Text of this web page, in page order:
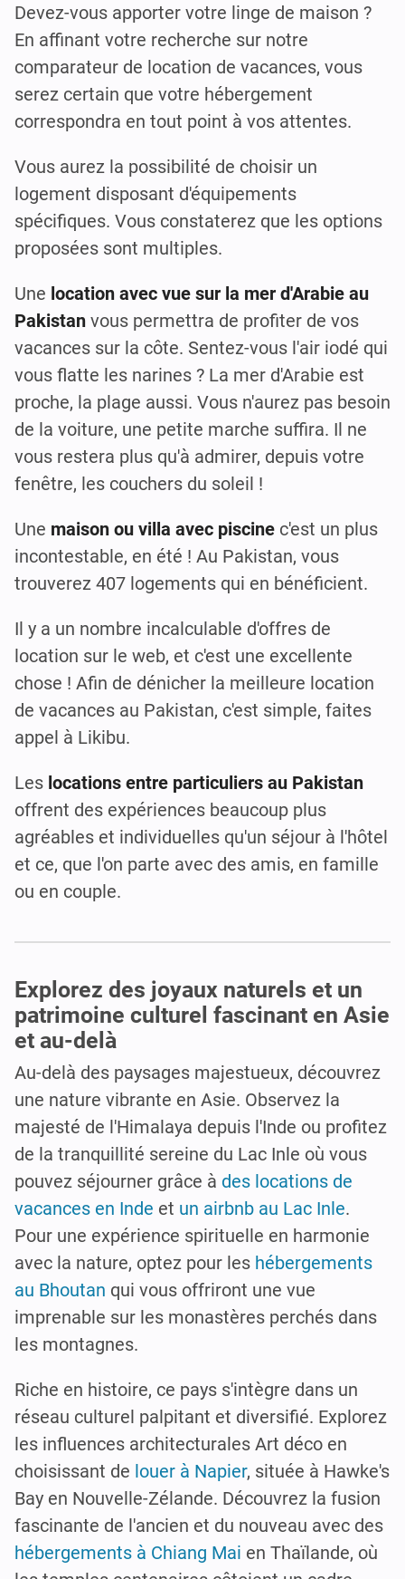
Devez-vous apporter votre linge de maison ?
En affinant votre recherche sur notre
comparateur de location de vacances, vous
serez certain que votre hébergement
correspondra en tout point à vos attentes.
Vous aurez la possibilité de choisir un
logement disposant d'équipements
spécifiques. Vous constaterez que les options
proposées sont multiples.
Une location avec vue sur la mer d'Arabie au
Pakistan vous permettra de profiter de vos
vacances sur la côte. Sentez-vous l'air iodé qui
vous flatte les narines ? La mer d'Arabie est
proche, la plage aussi. Vous n'aurez pas besoin
de la voiture, une petite marche suffira. Il ne
vous restera plus qu'à admirer, depuis votre
fenêtre, les couchers du soleil !
Une maison ou villa avec piscine c'est un plus
incontestable, en été ! Au Pakistan, vous
trouverez 407 logements qui en bénéficient.
Il y a un nombre incalculable d'offres de
location sur le web, et c'est une excellente
chose ! Afin de dénicher la meilleure location
de vacances au Pakistan, c'est simple, faites
appel à Likibu.
Les locations entre particuliers au Pakistan
offrent des expériences beaucoup plus
agréables et individuelles qu'un séjour à l'hôtel
et ce, que l'on parte avec des amis, en famille
ou en couple.
Explorez des joyaux naturels et un
patrimoine culturel fascinant en Asie
et au-delà
Au-delà des paysages majestueux, découvrez
une nature vibrante en Asie. Observez la
majesté de l'Himalaya depuis l'Inde ou profitez
de la tranquillité sereine du Lac Inle où vous
pouvez séjourner grâce à des locations de
vacances en Inde et un airbnb au Lac Inle.
Pour une expérience spirituelle en harmonie
avec la nature, optez pour les hébergements
au Bhoutan qui vous offriront une vue
imprenable sur les monastères perchés dans
les montagnes.
Riche en histoire, ce pays s'intègre dans un
réseau culturel palpitant et diversifié. Explorez
les influences architecturales Art déco en
choisissant de louer à Napier, située à Hawke's
Bay en Nouvelle-Zélande. Découvrez la fusion
fascinante de l'ancien et du nouveau avec des
hébergements à Chiang Mai en Thaïlande, où